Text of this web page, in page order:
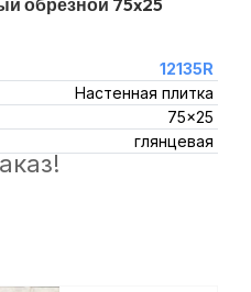
обрезной 75x25
12135R
Настенная плитка
75x25
глянцевая